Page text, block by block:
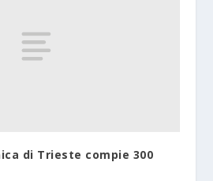
di Trieste compie 300